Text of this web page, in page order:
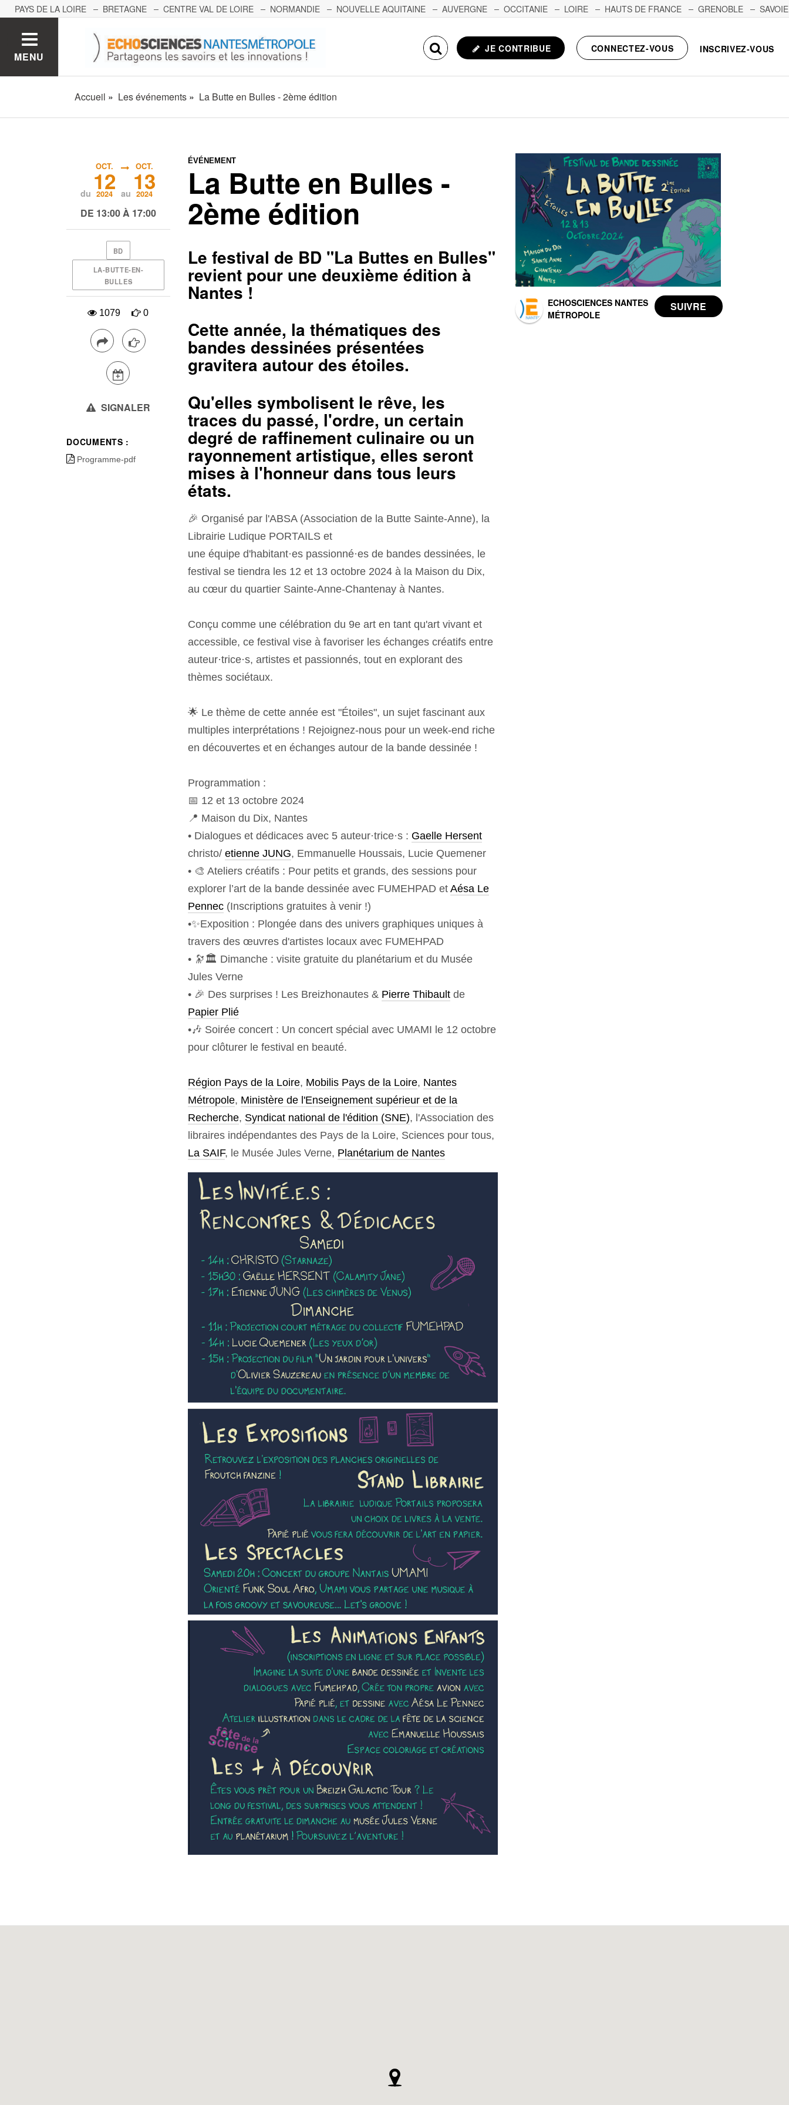
PAYS DE LA LOIRE BRETAGNE CENTRE VAL DE LOIRE NORMANDIE NOUVELLE AQUITAINE AUVERGNE OCCITANIE LOIRE HAUTS DE FRANCE GRENOBLE
SAVOIE
MENU
JE CONTRIBUE CONNECTEZ-VOUS INSCRIVEZ-VOUS
Accueil Les événements La Butte en Bulles - 2ème édition
ÉVÉNEMENT
La Butte en Bulles -
2ème édition
Le festival de BD "La Buttes en Bulles"
revient pour une deuxième édition à
Nantes !
Cette année, la thématiques des
bandes dessinées présentées
gravitera autour des étoiles.
Qu'elles symbolisent le rêve, les
traces du passé, l'ordre, un certain
degré de raffinement culinaire ou un
rayonnement artistique, elles seront
mises à l'honneur dans tous leurs
états.
🎉 Organisé par l'ABSA (Association de la Butte Sainte-Anne), la
Librairie Ludique PORTAILS et
une équipe d'habitant·es passionné·es de bandes dessinées, le
festival se tiendra les 12 et 13 octobre 2024 à la Maison du Dix,
au cœur du quartier Sainte-Anne-Chantenay à Nantes.
Conçu comme une célébration du 9e art en tant qu'art vivant et
accessible, ce festival vise à favoriser les échanges créatifs entre
auteur·trice·s, artistes et passionnés, tout en explorant des
thèmes sociétaux.
🌟 Le thème de cette année est "Étoiles", un sujet fascinant aux
multiples interprétations ! Rejoignez-nous pour un week-end riche
en découvertes et en échanges autour de la bande dessinée !
Programmation :
📅 12 et 13 octobre 2024
📍 Maison du Dix, Nantes
• Dialogues et dédicaces avec 5 auteur·trice·s : Gaelle Hersent
christo/ etienne JUNG, Emmanuelle Houssais, Lucie Quemener
• 🎨 Ateliers créatifs : Pour petits et grands, des sessions pour
explorer l’art de la bande dessinée avec FUMEHPAD et Aésa Le
Pennec(Inscriptions gratuites à venir !)
•✨Exposition : Plongée dans des univers graphiques uniques à
travers des œuvres d'artistes locaux avec FUMEHPAD
• 🔭🏛️ Dimanche : visite gratuite du planétarium et du Musée
Jules Verne
• 🎉 Des surprises ! Les Breizhonautes & Pierre Thibaultde
Papier Plié
•🎶 Soirée concert : Un concert spécial avec UMAMI le 12 octobre
pour clôturer le festival en beauté.
Région Pays de la Loire, Mobilis Pays de la Loire, Nantes
Métropole, Ministère de l'Enseignement supérieur et de la
Recherche, Syndicat national de l'édition (SNE), l'Association des
libraires indépendantes des Pays de la Loire, Sciences pour tous,
La SAIF, le Musée Jules Verne, Planétarium de Nantes
ECHOSCIENCES NANTES
MÉTROPOLE
du
OCT.
12
2024 au
OCT.
13
2024
DE 13:00 À 17:00
BD
LA-BUTTE-EN-
BULLES
1079 0
SIGNALER
DOCUMENTS :
Programme-pdf